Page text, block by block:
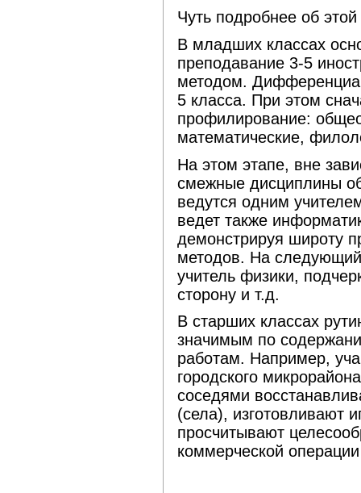
Чуть подробнее об
В младших классах
преподавание 3-5
методом.
5 класса. При этом
профилирование:
математические,
На этом этапе, вне
смежные дисциплины
ведутся одним
ведет также
демонстрируя широту
методов. На
учитель физики,
сторону и т.д.
В старших классах
значимым по
работам. Например,
городского
соседями
(села), изготовливают
просчитывают
коммерческой